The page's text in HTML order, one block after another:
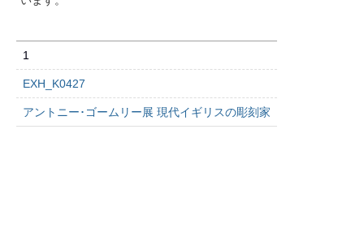
1
EXH_K0427
アントニー･ゴームリー展 現代イギリスの彫刻家